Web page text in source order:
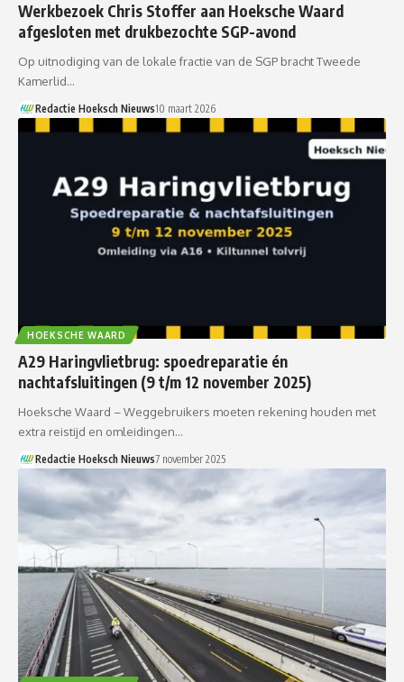
Werkbezoek Chris Stoffer aan Hoeksche Waard
afgesloten met drukbezochte SGP-avond
Op uitnodiging van de lokale fractie van de SGP bracht Tweede
Kamerlid…
Redactie Hoeksch Nieuws10 maart 2026
HOEKSCHE WAARD
A29 Haringvlietbrug: spoedreparatie én
nachtafsluitingen (9 t/m 12 november 2025)
Hoeksche Waard – Weggebruikers moeten rekening houden met
extra reistijd en omleidingen…
Redactie Hoeksch Nieuws7 november 2025